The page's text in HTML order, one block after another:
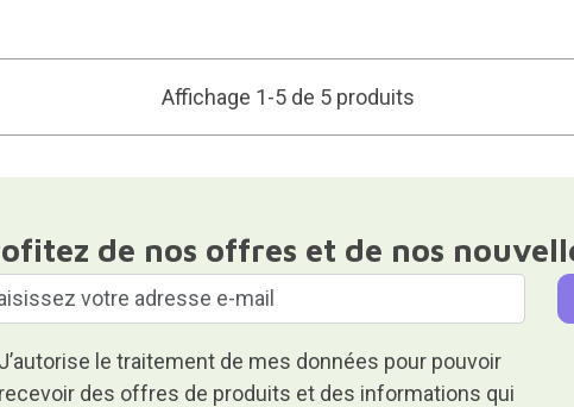
Affichage 1-5 de 5 produits
de nos offres et de nos
J’autorise le traitement de mes données pour pouvoir
recevoir des offres de produits et des informations qui